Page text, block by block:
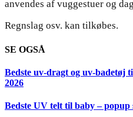
anvendes af vuggestuer og
Regnslag osv. kan tilkøbes.
SE OGSÅ
Bedste uv-dragt og uv-badetøj
2026
Bedste UV telt til baby –